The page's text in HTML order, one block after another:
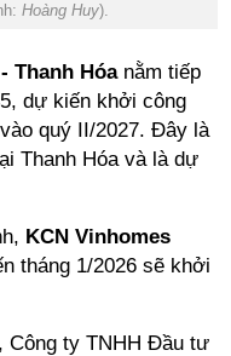
Hoàng Huy).
Thanh Hóanằm tiếp
dự kiến khởi công
quý II/2027. Đây là
Thanh Hóa và là dự
KCN Vinhomes
tháng 1/2026 sẽ khởi
Công ty TNHH Đầu tư